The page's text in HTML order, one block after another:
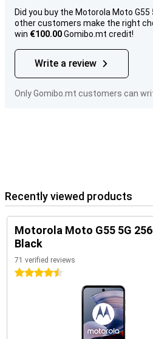
Did you buy the Motorola Moto G55
other customers make the right
win €100.00Gomibo.mt credit!
Write a review
Only Gomibo.mt customers can
Recently viewed products
Motorola Moto G55 5G
Black
71 verified reviews
4.5 stars